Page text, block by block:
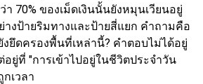
70% ของเม็ดเงินนั้นยังหมุนเวียนอยู่
างป้ายริมทางและป้ายสี่แยก คำถามคือ
ยึดครองพื้นที่เหล่านี้? คำตอบไม่ได้อยู่
ยู่ที่ "การเข้าไปอยู่ในชีวิตประจำวัน
เวลา